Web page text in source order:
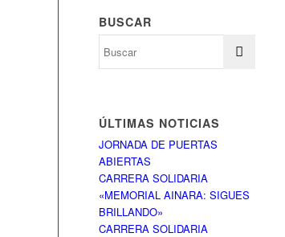
BUSCAR
ÚLTIMAS NOTICIAS
JORNADA DE PUERTAS
ABIERTAS
CARRERA SOLIDARIA
«MEMORIAL AINARA: SIGUES
BRILLANDO»
CARRERA SOLIDARIA